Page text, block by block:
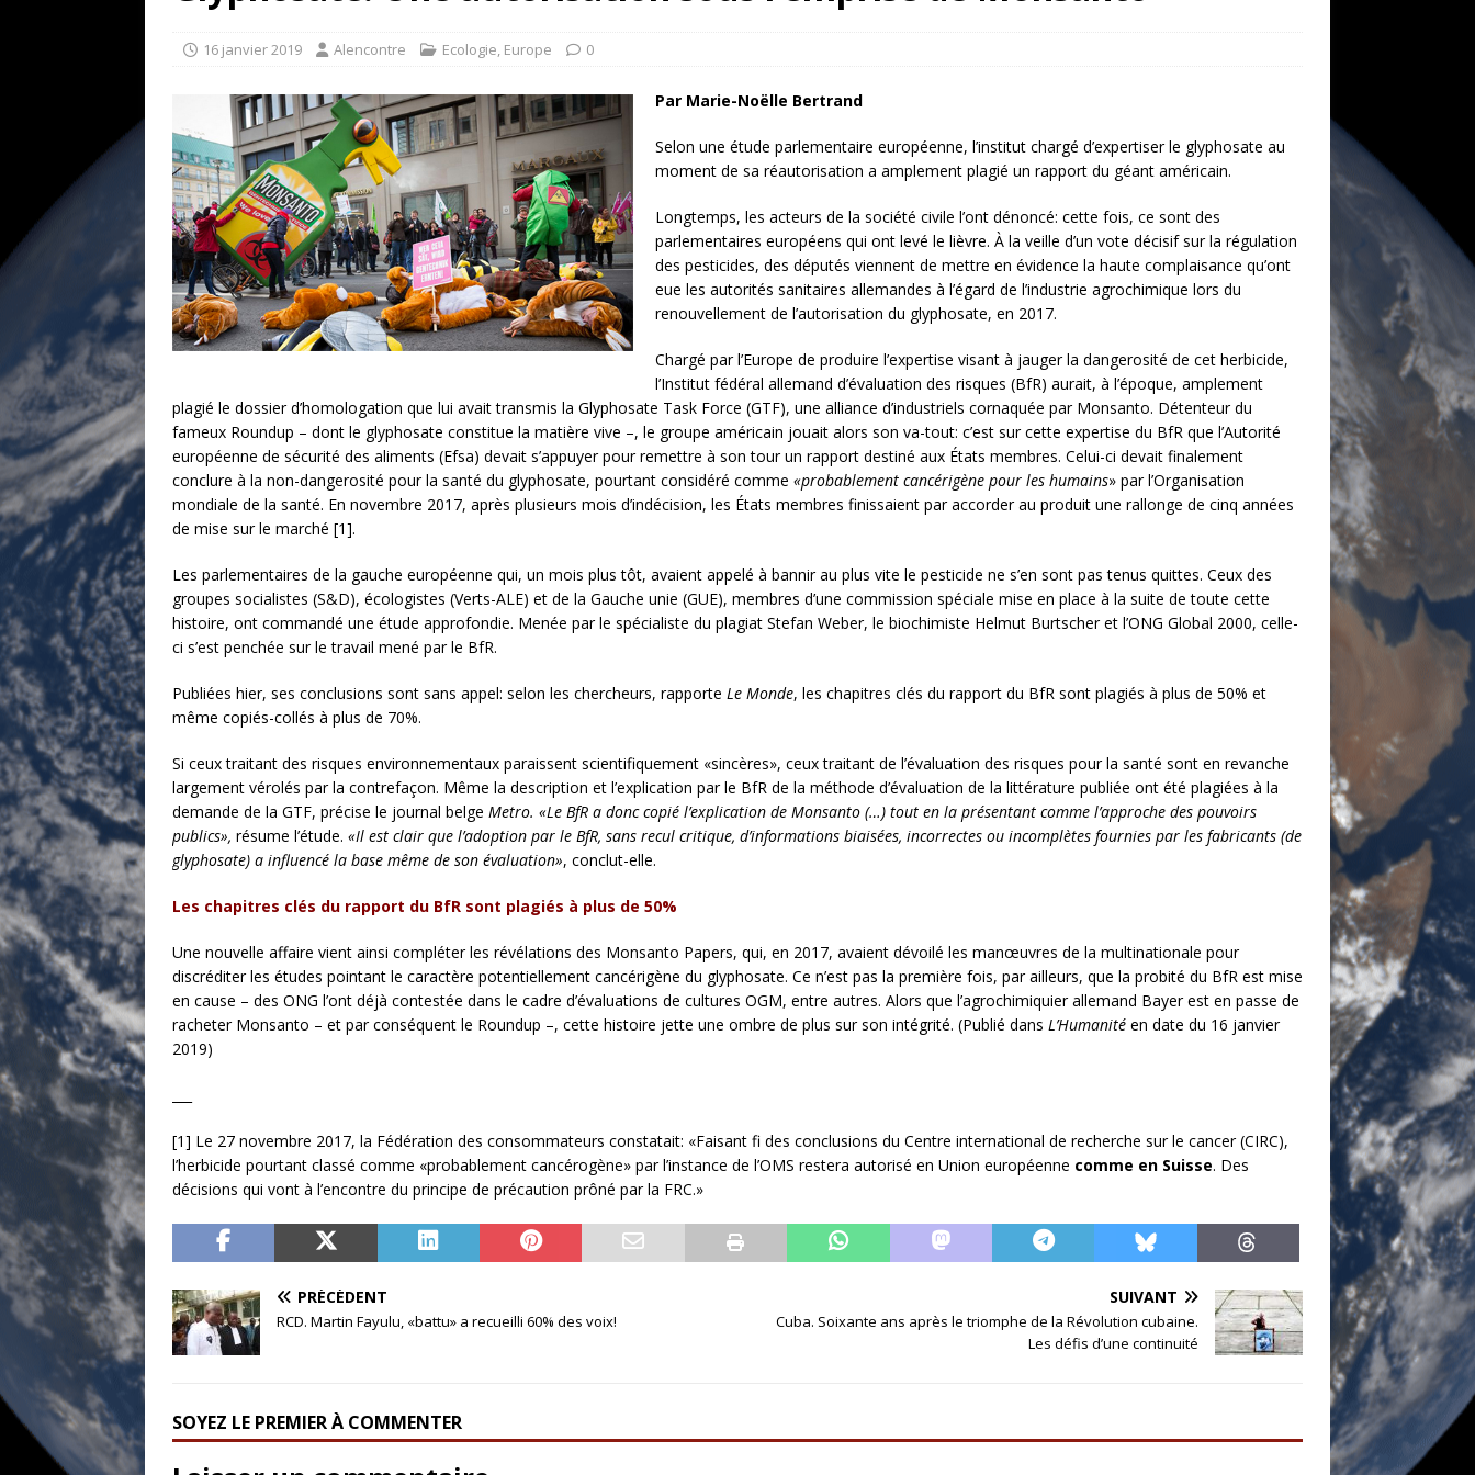
«Le discours de Trump sur la “fraude électorale” était une blague de mauvais
goût… et une menace»
ETATS-UNIS
[ 14 juin 2020 ] Brésil. Les vies noires comptent: l’urgence de la démilitarisation de la Police militaire
* LA UNE
16 janvier 2019 Alencontre Ecologie, Europe 0
Par Marie-Noëlle Bertrand
Selon une étude parlementaire européenne, l’institut chargé d’expertiser le glyphosate au
moment de sa réautorisation a amplement plagié un rapport du géant américain.
Longtemps, les acteurs de la société civile l’ont dénoncé: cette fois, ce sont des
parlementaires européens qui ont levé le lièvre. À la veille d’un vote décisif sur la régulation
des pesticides, des députés viennent de mettre en évidence la haute complaisance qu’ont
eue les autorités sanitaires allemandes à l’égard de l’industrie agrochimique lors du
renouvellement de l’autorisation du glyphosate, en 2017.
Chargé par l’Europe de produire l’expertise visant à jauger la dangerosité de cet herbicide,
l’Institut fédéral allemand d’évaluation des risques (BfR) aurait, à l’époque, amplement
plagié le dossier d’homologation que lui avait transmis la Glyphosate Task Force (GTF), une alliance d’industriels cornaquée par Monsanto. Détenteur du
fameux Roundup – dont le glyphosate constitue la matière vive –, le groupe américain jouait alors son va-tout: c’est sur cette expertise du BfR que l’Autorité
européenne de sécurité des aliments (Efsa) devait s’appuyer pour remettre à son tour un rapport destiné aux États membres. Celui-ci devait finalement
conclure à la non-dangerosité pour la santé du glyphosate, pourtant considéré comme «probablement cancérigène pour les humains» par l’Organisation
mondiale de la santé. En novembre 2017, après plusieurs mois d’indécision, les États membres finissaient par accorder au produit une rallonge de cinq années
de mise sur le marché [1].
Les parlementaires de la gauche européenne qui, un mois plus tôt, avaient appelé à bannir au plus vite le pesticide ne s’en sont pas tenus quittes. Ceux des
groupes socialistes (S&D), écologistes (Verts-ALE) et de la Gauche unie (GUE), membres d’une commission spéciale mise en place à la suite de toute cette
histoire, ont commandé une étude approfondie. Menée par le spécialiste du plagiat Stefan Weber, le biochimiste Helmut Burtscher et l’ONG Global 2000, celle-
ci s’est penchée sur le travail mené par le BfR.
Publiées hier, ses conclusions sont sans appel: selon les chercheurs, rapporte Le Monde, les chapitres clés du rapport du BfR sont plagiés à plus de 50% et
même copiés-collés à plus de 70%.
Si ceux traitant des risques environnementaux paraissent scientifiquement «sincères», ceux traitant de l’évaluation des risques pour la santé sont en revanche
largement vérolés par la contrefaçon. Même la description et l’explication par le BfR de la méthode d’évaluation de la littérature publiée ont été plagiées à la
demande de la GTF, précise le journal belge Metro. «Le BfR a donc copié l’explication de Monsanto (…) tout en la présentant comme l’approche des pouvoirs
publics», résume l’étude. «Il est clair que l’adoption par le BfR, sans recul critique, d’informations biaisées, incorrectes ou incomplètes fournies par les fabricants (de
glyphosate) a influencé la base même de son évaluation», conclut-elle.
Les chapitres clés du rapport du BfR sont plagiés à plus de 50%
Une nouvelle affaire vient ainsi compléter les révélations des Monsanto Papers, qui, en 2017, avaient dévoilé les manœuvres de la multinationale pour
discréditer les études pointant le caractère potentiellement cancérigène du glyphosate. Ce n’est pas la première fois, par ailleurs, que la probité du BfR est mise
en cause – des ONG l’ont déjà contestée dans le cadre d’évaluations de cultures OGM, entre autres. Alors que l’agrochimiquier allemand Bayer est en passe de
racheter Monsanto – et par conséquent le Roundup –, cette histoire jette une ombre de plus sur son intégrité. (Publié dans L’Humanité en date du 16 janvier
2019)
[1] Le 27 novembre 2017, la Fédération des consommateurs constatait: «Faisant fi des conclusions du Centre international de recherche sur le cancer (CIRC),
l’herbicide pourtant classé comme «probablement cancérogène» par l’instance de l’OMS restera autorisé en Union européenne comme en Suisse. Des
décisions qui vont à l’encontre du principe de précaution prôné par la FRC.»
PRÉCÉDENT
RCD. Martin Fayulu, «battu» a recueilli 60% des voix!
SUIVANT
Cuba. Soixante ans après le triomphe de la Révolution cubaine.
Les défis d’une continuité
SOYEZ LE PREMIER À COMMENTER